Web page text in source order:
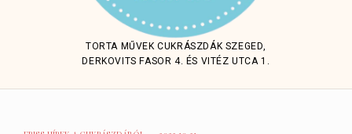
TORTA MŰVEK CUKRÁSZDÁK SZEGED,
DERKOVITS FASOR 4. ÉS VITÉZ UTCA 1.